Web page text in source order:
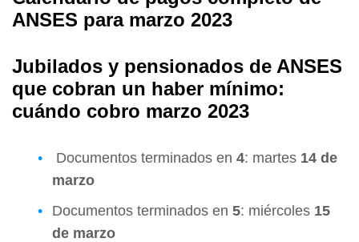
ANSES para marzo 2023
Jubilados y pensionados de ANSES
que cobran un haber mínimo:
cuándo cobro marzo 2023
Documentos terminados en 4: martes 14 de
marzo
Documentos terminados en 5: miércoles 15
de marzo